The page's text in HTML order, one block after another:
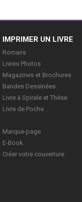
IMPRIMER UN LIVRE
Romans
Livres Photos
Magazines et Brochures
Bandes Dessinées
Livre à Spirale et Thèse
Livre de Poche
Marque-page
E-Book
Créer votre couverture